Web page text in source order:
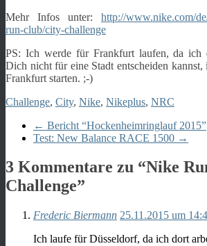
Mehr Infos unter: http://www.nike.com/
run-club/city-challenge
PS: Ich werde für Frankfurt laufen, da ich
Dich nicht für eine Stadt entscheiden
Frankfurt starten. ;-)
Challenge, City, Nike, Nikeplus, NRC
← Bericht “Hockenheimringlauf 2015”
Test: New Balance RACE 1500 →
3 Kommentare zu “Nike
Challenge”
Frederic Biermann 25.11.2015 um
Ich laufe für Düsseldorf, da ich dort